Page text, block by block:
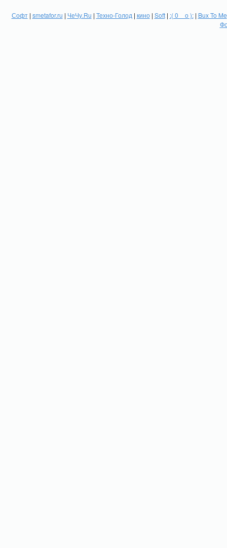
Софт| smetafor.ru | ЧеЧу.Ru | Техно-Голод | кино| Soft| :( 0 _ о ):| Bux To Me